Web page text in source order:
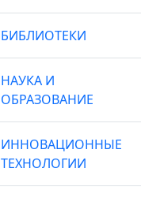
БИБЛИОТЕКИ
НАУКА И
ОБРАЗОВАНИЕ
ИННОВАЦИОННЫЕ
ТЕХНОЛОГИИ